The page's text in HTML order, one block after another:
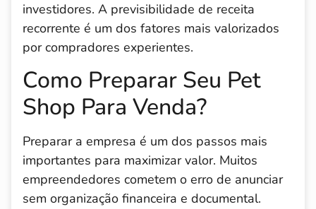
investidores. A previsibilidade de receita
recorrente é um dos fatores mais valorizados
por compradores experientes.
Como Preparar Seu Pet
Shop Para Venda?
Preparar a empresa é um dos passos mais
importantes para maximizar valor. Muitos
empreendedores cometem o erro de anunciar
sem organização financeira e documental.